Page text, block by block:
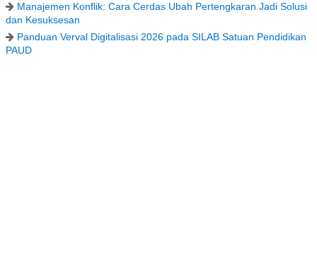
Manajemen Konflik: Cara Cerdas Ubah Pertengkaran Jadi Solusi
dan Kesuksesan
Panduan Verval Digitalisasi 2026 pada SILAB Satuan Pendidikan
PAUD